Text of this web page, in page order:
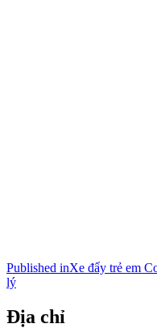
Điều
hướng
bài
Published inXe đẩy trẻ em
lý
Địa chỉ